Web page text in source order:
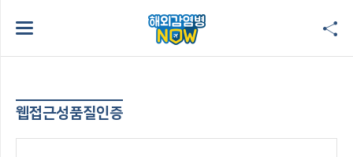
웹접근성품질인증